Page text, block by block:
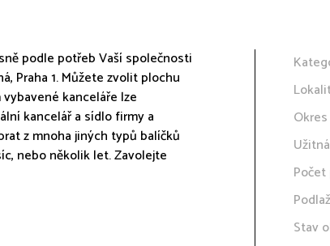
podle potřeb Vaší společnosti
Praha 1. Můžete zvolit plochu
kanceláře lze
kancelář a sídlo firmy a
z mnoha jiných typů balíčků
nebo několik let. Zavolejte
Okres
Stav